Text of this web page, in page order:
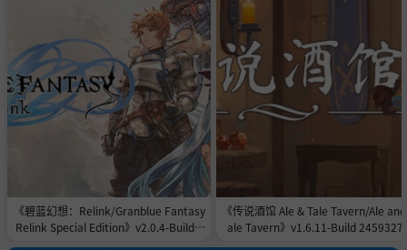
《碧蓝幻想：Relink/Granblue Fantasy
Relink Special Edition》v2.0.4-Build 2
《传说酒馆 Ale & Tale Tavern/Ale
ale Tavern》v1.6.11-Build